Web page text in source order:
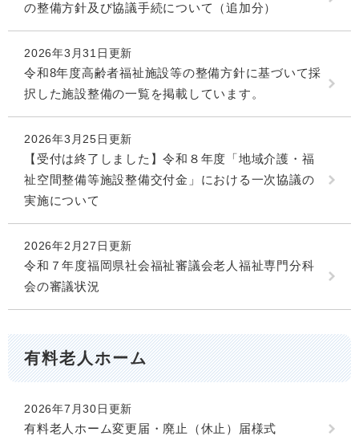
の整備方針及び協議手続について（追加分）
2026年3月31日更新
令和8年度高齢者福祉施設等の整備方針に基づいて採
択した施設整備の一覧を掲載しています。
2026年3月25日更新
【受付は終了しました】令和８年度「地域介護・福
祉空間整備等施設整備交付金」における一次協議の
実施について
2026年2月27日更新
令和７年度福岡県社会福祉審議会老人福祉専門分科
会の審議状況
有料老人ホーム
2026年7月30日更新
有料老人ホーム変更届・廃止（休止）届様式